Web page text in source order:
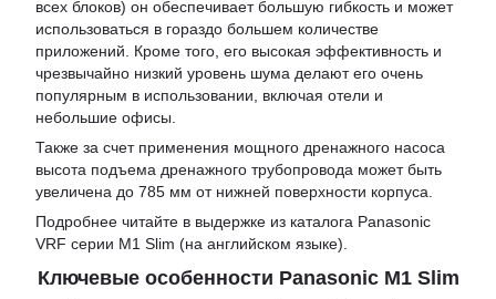
всех блоков) он обеспечивает большую гибкость и может
использоваться в гораздо большем количестве
приложений. Кроме того, его высокая эффективность и
чрезвычайно низкий уровень шума делают его очень
популярным в использовании, включая отели и
небольшие офисы.
Также за счет применения мощного дренажного насоса
высота подъема дренажного трубопровода может быть
увеличена до 785 мм от нижней поверхности корпуса.
Подробнее читайте в выдержке из каталога Panasonic
VRF серии M1 Slim (на английском языке).
Ключевые особенности Panasonic M1 Slim